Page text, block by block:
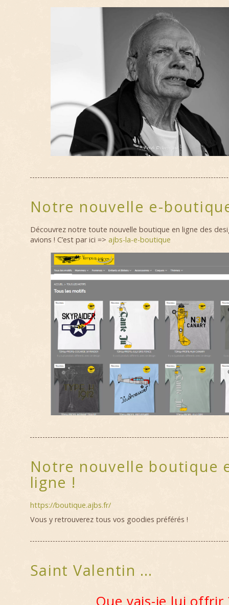
Notre nouvelle e-
Découvrez notre toute nouvelle boutique en ligne des
avions ! C’est par ici => ajbs-la-e-boutique
Notre nouvelle boutique
ligne !
https://boutique.ajbs.fr/
Vous y retrouverez tous vos goodies préférés !
Saint Valentin …
Que vais-je lui offrir